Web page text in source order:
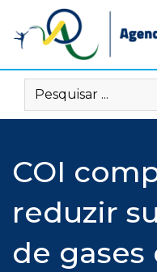
content
COI
reduzir
de